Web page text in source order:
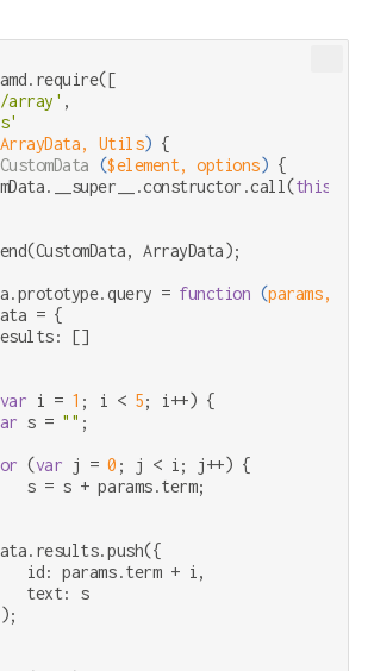
array'
ArrayData, Utils) {
CustomData ($element, options) {
this
ArrayData);
=
function (params,
= {
[]
var i = 1 ; i < 5; i++) {
s = "" ;
(var j = 0 ; j < i; j++) {
s = s + params.term;
id: params.term + i,
text: s